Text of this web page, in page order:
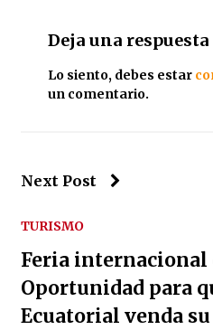
Deja una respuesta
Lo siento, debes estar
un comentario.
Next Post
TURISMO
Feria internacional
Oportunidad para
Ecuatorial venda